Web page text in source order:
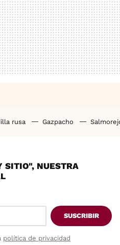
rusa Gazpacho
SITIO", NUESTRA
SUSCRIBIR
política de privacidad